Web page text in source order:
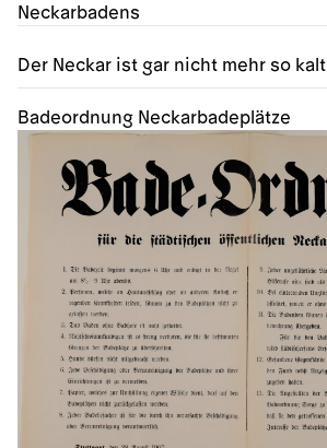
Neckarbadens
Der Neckar ist gar nicht mehr so kalt
Badeordnung Neckarbadeplätze